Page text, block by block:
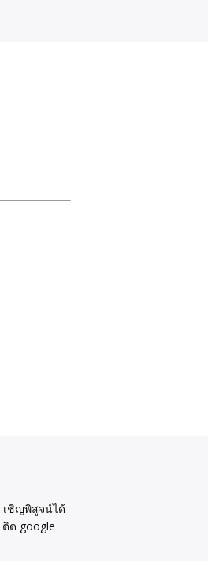
ราคาถูกมาก
ำSEOขายสินค้า
เชิญพิสูจน์ได้
ด google